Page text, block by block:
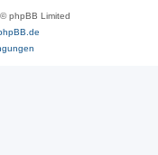
phpBB Limited